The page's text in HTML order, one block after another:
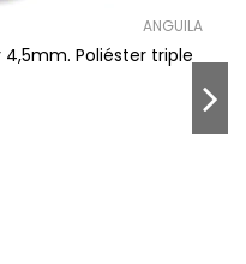
ANGUILA
Poliéster triple